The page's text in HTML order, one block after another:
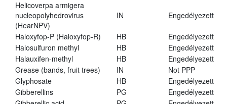
Helicoverpa armigera
nucleopolyhedrovirus
(HearNPV)
IN Engedélyezett
Haloxyfop-P (Haloxyfop-R) HB
Engedélyezett
Halosulfuron methyl
HB
Engedélyezett
Halauxifen-methyl
HB
Engedélyezett
Grease (bands, fruit trees)
IN
Not PPP
Glyphosate
HB
Engedélyezett
Gibberellins
PG
Engedélyezett